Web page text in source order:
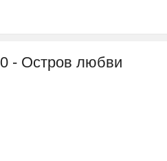
- Остров любви